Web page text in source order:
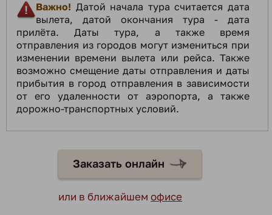
Важно! Датой начала тура считается дата
вылета, датой окончания тура - дата
прилёта. Даты тура, а также время
отправления из городов могут измениться при
изменении времени вылета или рейса. Также
возможно смещение даты отправления и даты
прибытия в город отправления в зависимости
от его удаленности от аэропорта, а также
дорожно-транспортных условий.
Заказать онлайн
или в ближайшем офисе